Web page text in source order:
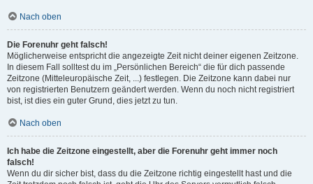
Nach oben
Die Forenuhr geht falsch!
Möglicherweise entspricht die angezeigte Zeit nicht deiner eigenen Zeitzone.
In diesem Fall solltest du im „Persönlichen Bereich“ die für dich passende
Zeitzone (Mitteleuropäische Zeit, ...) festlegen. Die Zeitzone kann dabei nur
von registrierten Benutzern geändert werden. Wenn du noch nicht registriert
bist, ist dies ein guter Grund, dies jetzt zu tun.
Nach oben
Ich habe die Zeitzone eingestellt, aber die Forenuhr geht immer noch
falsch!
Wenn du dir sicher bist, dass du die Zeitzone richtig eingestellt hast und die